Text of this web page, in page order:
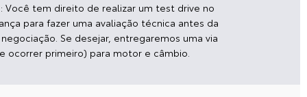
Você tem direito de realizar um test drive no
para fazer uma avaliação técnica antes da
Se desejar, entregaremos uma via
ocorrer primeiro) para motor e câmbio.